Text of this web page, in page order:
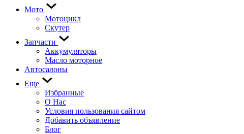
Мото
Мотоцикл
Скутер
Запчасти
Аккумуляторы
Масло моторное
Автосалоны
Еще
Избранные
О Нас
Условия пользования сайтом
Добавить объявление
Блог